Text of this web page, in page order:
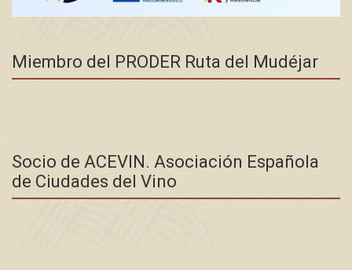
Miembro del PRODER Ruta del Mudéjar
Socio de ACEVIN. Asociación Española
de Ciudades del Vino